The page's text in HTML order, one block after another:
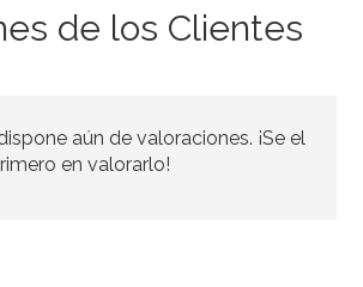
6,95€
de los Clientes
aún de valoraciones. ¡Se el
en valorarlo!